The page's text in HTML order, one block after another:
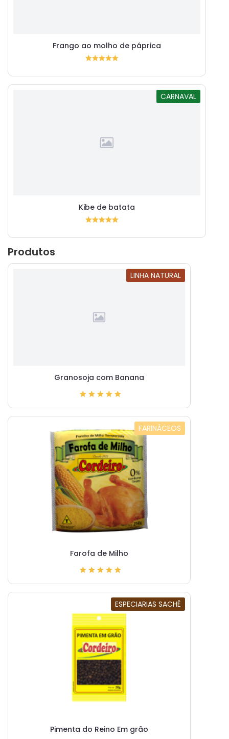
Frango ao molho de páprica
CARNAVAL
Kibe de batata
Produtos
LINHA NATURAL
Granosoja com Banana
FARINÁCEOS
Farofa de Milho
ESPECIARIAS SACHÊ
Pimenta do Reino Em grão